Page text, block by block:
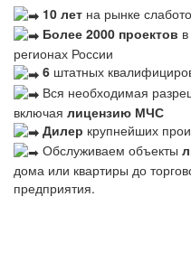
10 лет на рынке
Более 2000 проектов
регионах России
6 штатных
Вся необходимая
включая лицензию МЧС
Дилер крупнейших
Обслуживаем объекты
дома или квартиры до
предприятия.